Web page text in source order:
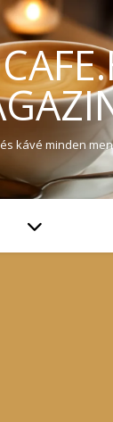
kávé minden